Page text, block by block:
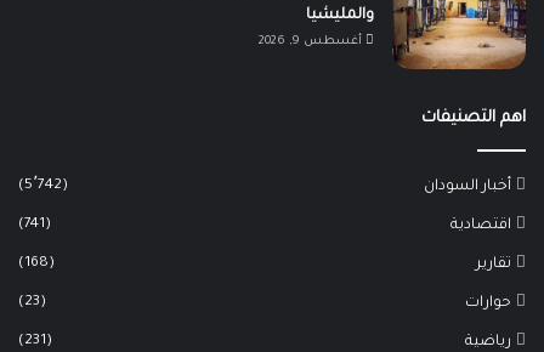
والمليشيا
أغسطس 9, 2026
اهم التصنيفات
أخبار السودان (5٬742)
اقتصادية (741)
تقارير (168)
حوارات (23)
رياضية (231)